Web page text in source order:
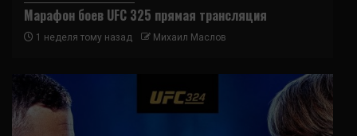
Марафон боев UFC 325 прямая трансляция
1 неделя тому назад Михаил Маслов